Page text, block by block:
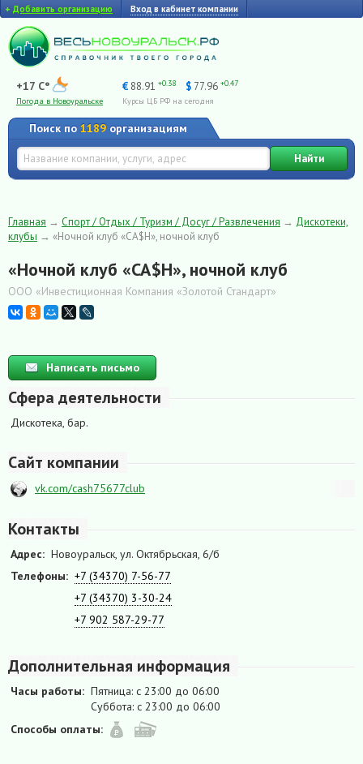
+ Добавить организацию Вход в кабинет компании
+17 C°
Погода в Новоуральске
€ 88.91 +0.38 $ 77.96 +0.47
Курсы ЦБ РФ на сегодня
Поиск по 1189 организациям
Найти
Главная → Спорт / Отдых / Туризм / Досуг / Развлечения → Дискотеки,
клубы → «Ночной клуб «CA$H», ночной клуб
«Ночной клуб «CA$H», ночной клуб
ООО «Инвестиционная Компания «Золотой Стандарт»
Написать письмо
Сфера деятельности
Дискотека, бар.
Сайт компании
vk.com/cash75677club
Контакты
Адрес: Новоуральск, ул. Октябрьская, 6/б
Телефоны: +7 (34370) 7-56-77
+7 (34370) 3-30-24
+7 902 587-29-77
Дополнительная информация
Часы работы: Пятница: с 23:00 до 06:00
Суббота: с 23:00 до 06:00
Способы оплаты: